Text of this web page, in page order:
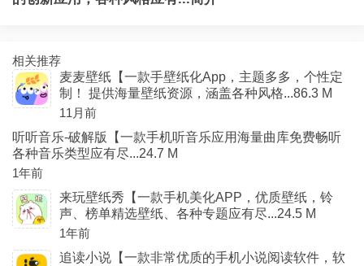
相关推荐
麦麦壁纸【一款手壁纸化App，主题多多，个性定
制！ 提供海量壁纸资源，涵盖各种风格...86.3 M
11月前
听听音乐-破解版【一款手机听音乐应用海量曲库免费畅听
各种音乐类型应有尽...24.7 M
1年前
来玩壁纸秀【一款手机美化APP，优质壁纸，铃
声、榜单精选壁纸、各种专题应有尽...24.5 M
1年前
追读小说【一款非常优质的手机小说阅读软件，软